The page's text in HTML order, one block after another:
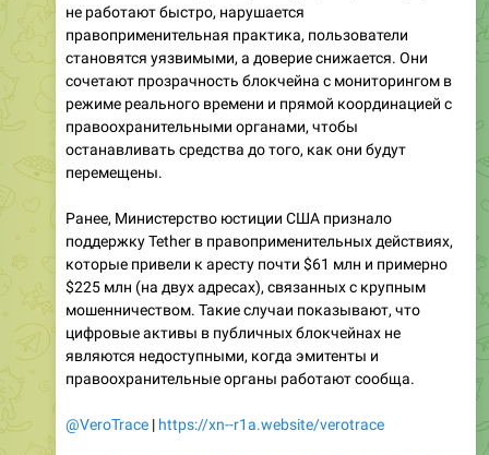
не работают быстро, нарушается
правоприменительная практика, пользователи
становятся уязвимыми, а доверие снижается. Они
сочетают прозрачность блокчейна с мониторингом в
режиме реального времени и прямой координацией с
правоохранительными органами, чтобы
останавливать средства до того, как они будут
перемещены.
Ранее, Министерство юстиции США признало
поддержку Tether в правоприменительных действиях,
которые привели к аресту почти $61 млн и примерно
$225 млн (на двух адресах), связанных с крупным
мошенничеством. Такие случаи показывают, что
цифровые активы в публичных блокчейнах не
являются недоступными, когда эмитенты и
правоохранительные органы работают сообща.
@VeroTrace | https://xn--r1a.website/verotrace